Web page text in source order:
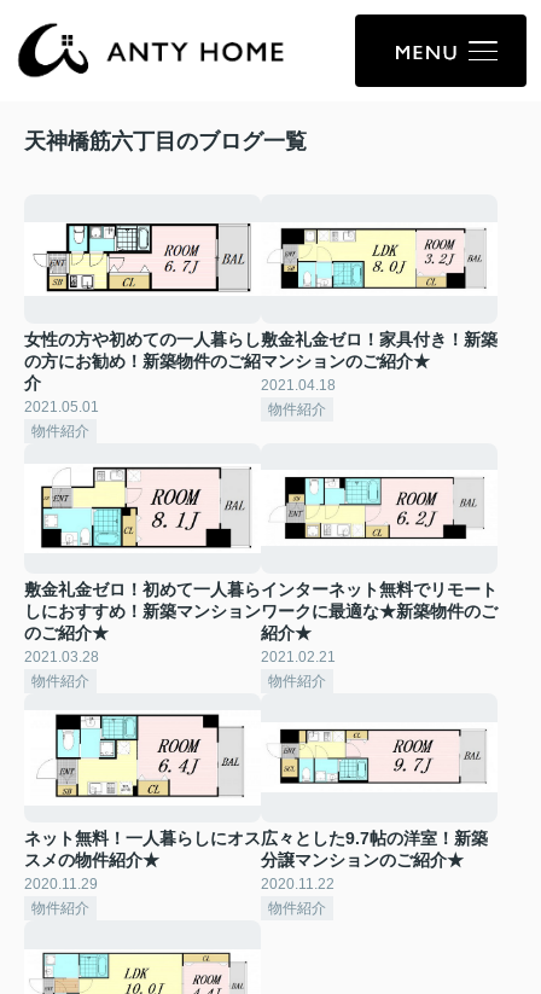
天神橋筋六丁目のブログ一覧
女性の方や初めての一人暮らし
の方にお勧め！新築物件のご紹
介
2021.05.01
物件紹介
敷金礼金ゼロ！家具付き！新築
マンションのご紹介★
2021.04.18
物件紹介
敷金礼金ゼロ！初めて一人暮ら
しにおすすめ！新築マンション
のご紹介★
2021.03.28
物件紹介
インターネット無料でリモート
ワークに最適な★新築物件のご
紹介★
2021.02.21
物件紹介
ネット無料！一人暮らしにオス
スメの物件紹介★
2020.11.29
物件紹介
広々とした9.7帖の洋室！新築
分譲マンションのご紹介★
2020.11.22
物件紹介